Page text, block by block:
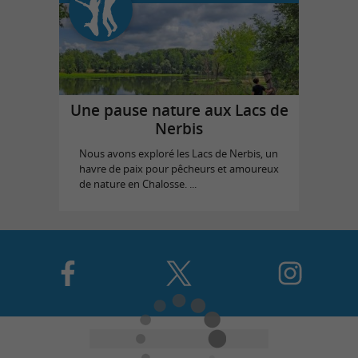
Une pause nature aux Lacs de
Nerbis
Nous avons exploré les Lacs de Nerbis, un
havre de paix pour pêcheurs et amoureux
de nature en Chalosse. ...